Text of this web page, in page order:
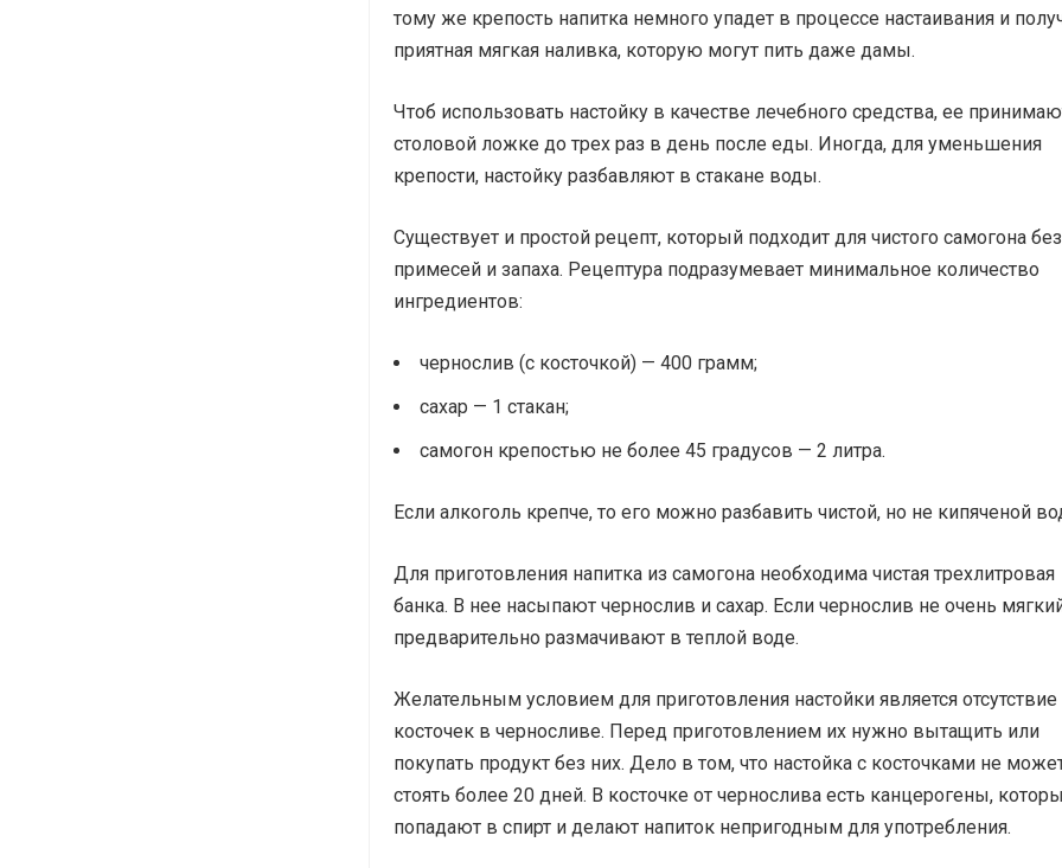
тому же крепость напитка немного упадет в процессе настаивания и
приятная мягкая наливка, которую могут пить даже дамы.
Чтоб использовать настойку в качестве лечебного средства, ее
столовой ложке до трех раз в день после еды. Иногда, для уменьшения
крепости, настойку разбавляют в стакане воды.
Существует и простой рецепт, который подходит для чистого самогона без
примесей и запаха. Рецептура подразумевает минимальное количество
ингредиентов:
чернослив (с косточкой) — 400 грамм;
сахар — 1 стакан;
самогон крепостью не более 45 градусов — 2 литра.
Если алкоголь крепче, то его можно разбавить чистой, но не кипяченой
Для приготовления напитка из самогона необходима чистая трехлитровая
банка. В нее насыпают чернослив и сахар. Если чернослив не очень
предварительно размачивают в теплой воде.
Желательным условием для приготовления настойки является отсутствие
косточек в черносливе. Перед приготовлением их нужно вытащить или
покупать продукт без них. Дело в том, что настойка с косточками не
стоять более 20 дней. В косточке от чернослива есть канцерогены,
попадают в спирт и делают напиток непригодным для употребления.